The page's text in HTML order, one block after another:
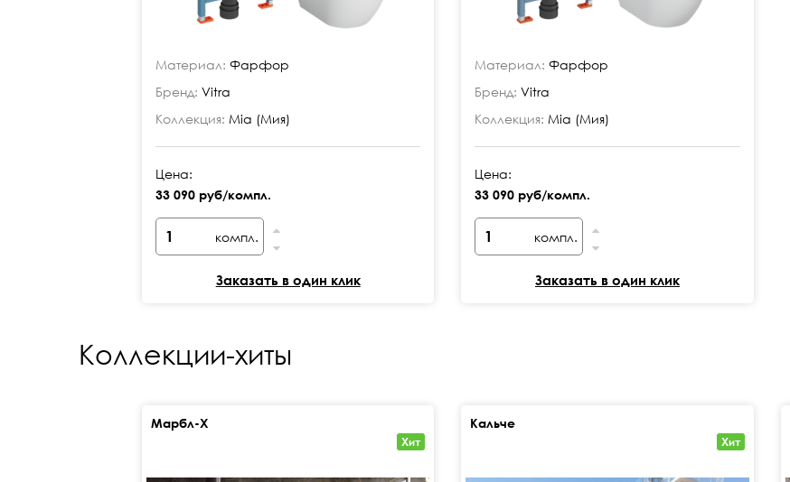
Материал: Фарфор
Бренд: Vitra
Коллекция: Mia (Мия)
Цена:
33 090 руб/компл.
компл.
Заказать в один клик
Материал: Фарфор
Бренд: Vitra
Коллекция: Mia (Мия)
Цена:
33 090 руб/компл.
компл.
Заказать в один клик
Коллекции-хиты
Марбл-Х
Хит
Кальче
Хит